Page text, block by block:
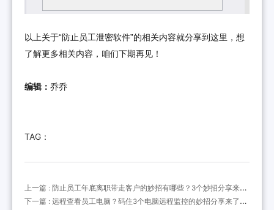
以上关于“防止员工泄密软件”的相关内容就分享到这里，想
了解更多相关内容，咱们下期再见！
编辑： 乔乔
TAG：
上一篇 : 防止员工年底离职带走客户的妙招有哪些？3个妙招分享来
了，防止员工离职带走客户单干！
下一篇 : 远程查看员工电脑？码住3个电脑远程监控的妙招分享来了，